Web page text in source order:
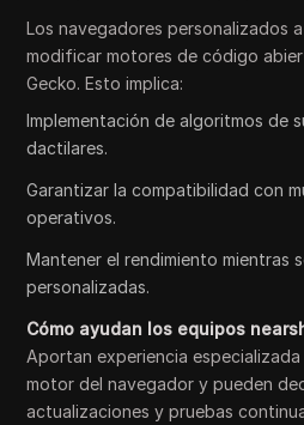
Los navegadores personalizados
modificar motores de código
Gecko. Esto implica:
Implementación de algoritmos de
dactilares.
Garantizar la compatibilidad con
operativos.
Mantener el rendimiento mientras
personalizadas.
Cómo ayudan los equipos
Aportan experiencia
motor del navegador y pueden
actualizaciones y pruebas